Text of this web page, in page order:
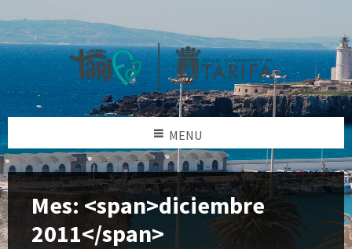
MENU
Mes: <span>diciembre
2011</span>